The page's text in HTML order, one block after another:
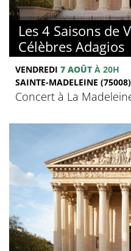
Les 4 Saisons de
Célèbres Adagios
VENDREDI 7 AOÛT À 20H
SAINTE-MADELEINE (75008)
Concert à La